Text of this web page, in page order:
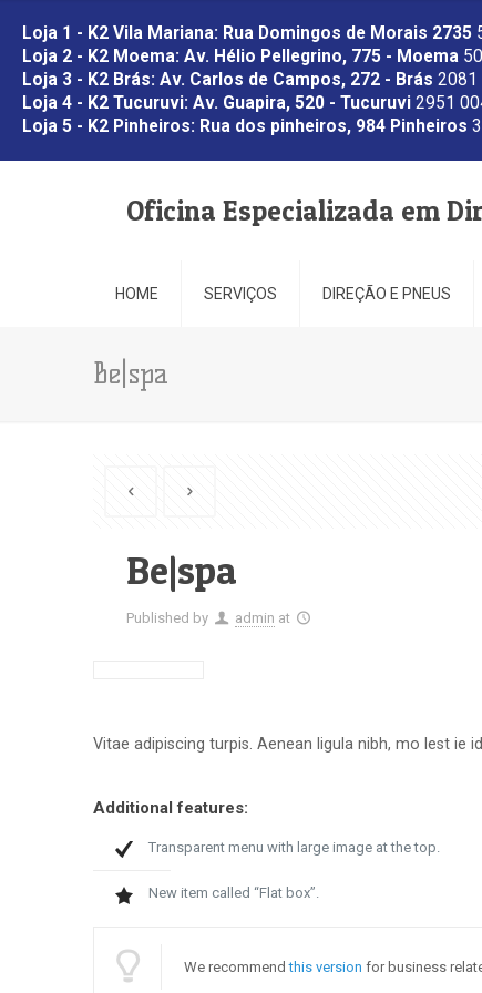
Loja 1 - K2 Vila Mariana: Rua Domingos de Morais 2735
Loja 2 - K2 Moema: Av. Hélio Pellegrino, 775 - Moema
Loja 3 - K2 Brás: Av. Carlos de Campos, 272 - Brás 2081
Loja 4 - K2 Tucuruvi: Av. Guapira, 520 - Tucuruvi 2951
Loja 5 - K2 Pinheiros: Rua dos pinheiros, 984 Pinheiros
Oficina Especializada em
HOME SERVIÇOS DIREÇÃO E PNEUS
Be|spa
Be|spa
Published by admin at
Vitae adipiscing turpis. Aenean ligula nibh, mo lest ie
Additional features:
Transparent menu with large image at the top.
New item called “Flat box”.
We recommendthis version for business